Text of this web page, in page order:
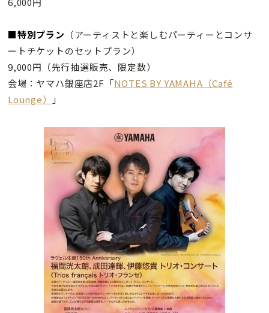
■特別プラン （アーティストと楽しむパーティーとコンサ
ートチケットのセットプラン）
9,000円（先行抽選販売、限定数）
会場：ヤマハ銀座店2F「NOTES BY YAMAHA（Café
Lounge）
」